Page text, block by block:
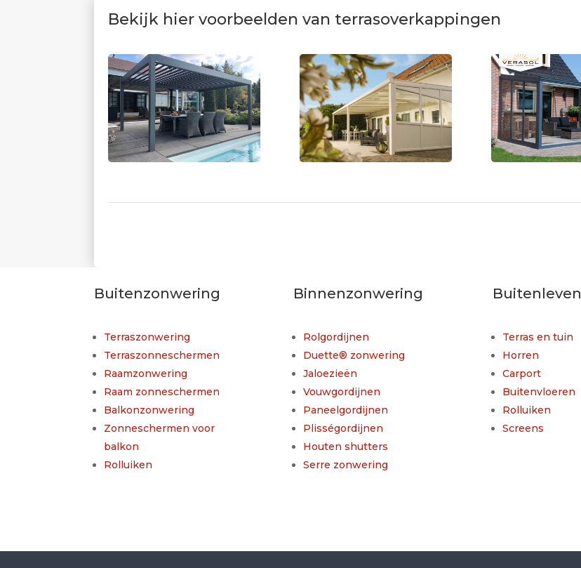
Bekijk hier voorbeelden van terrasoverkappingen
Buitenzonwering
Terraszonwering
Terraszonneschermen
Raamzonwering
Raam zonneschermen
Balkonzonwering
Zonneschermen voor
balkon
Rolluiken
Binnenzonwering
Rolgordijnen
Duette® zonwering
Jaloezieën
Vouwgordijnen
Paneelgordijnen
Plisségordijnen
Houten shutters
Serre zonwering
Buitenleven
Terras en tuin
Horren
Carport
Buitenvloeren
Rolluiken
Screens